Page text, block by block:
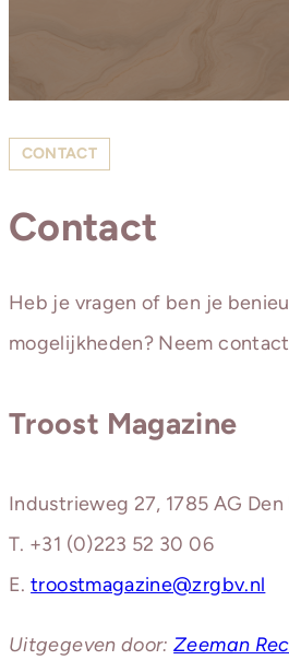
CONTACT
Contact
Heb je vragen of ben je
mogelijkheden? Neem
Troost Magazine
Industrieweg 27, 1785 AG
T. +31 (0)223 52 30 06
E.troostmagazine@zrgbv.nl
Uitgegeven door:Zeeman